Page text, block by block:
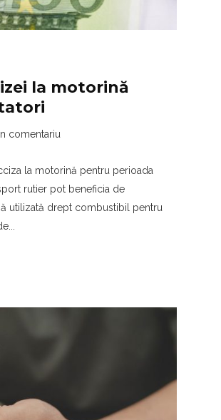
la motorină
comentariu
la motorină pentru perioada
rutier pot beneficia de
utilizată drept combustibil pentru